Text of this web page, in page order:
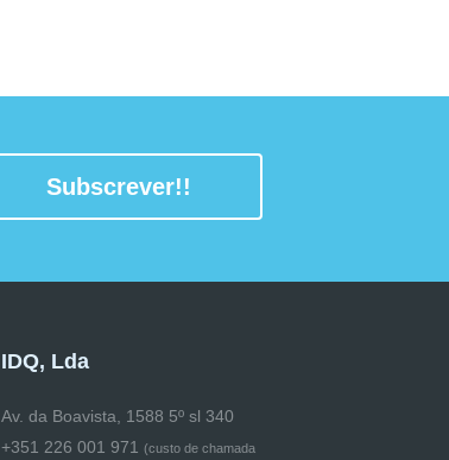
Subscrever!!
IDQ, Lda
Av. da Boavista, 1588 5º sl 340
+351 226 001 971 (custo de chamada